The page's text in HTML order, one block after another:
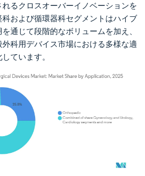
るクロスオーバーイノベーションを
および循環器科セグメントはハイブ
通じて段階的なボリュームを加え、
科用デバイス市場における多様な適
ています。